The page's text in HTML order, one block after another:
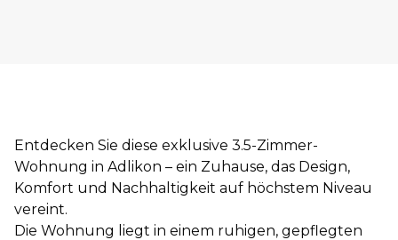
Entdecken Sie diese exklusive 3.5-Zimmer-
Wohnung in Adlikon – ein Zuhause, das Design,
Komfort und Nachhaltigkeit auf höchstem Niveau
vereint.
Die Wohnung liegt in einem ruhigen, gepflegten